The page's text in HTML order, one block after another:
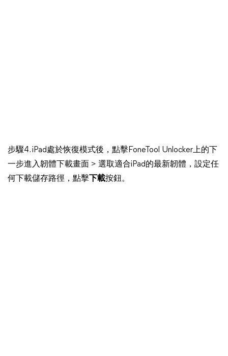
步驟4. iPad處於恢復模式後，點擊FoneTool Unlocker上的下
一步進入韌體下載畫面 > 選取適合iPad的最新韌體，設定任
何下載儲存路徑，點擊 下載按鈕。